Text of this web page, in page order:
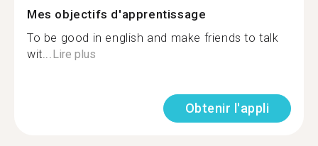
Mes objectifs d'apprentissage
To be good in english and make friends to talk
wit...Lire plus
Obtenir l'appli